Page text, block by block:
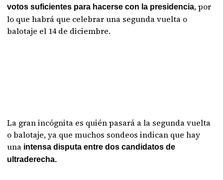
votos suficientes para hacerse con la presidencia, por
lo que habrá que celebrar una segunda vuelta o
balotaje el 14 de diciembre.
La gran incógnita es quién pasará a la segunda vuelta
o balotaje, ya que muchos sondeos indican que hay
una intensa disputa entre dos candidatos de
ultraderecha.